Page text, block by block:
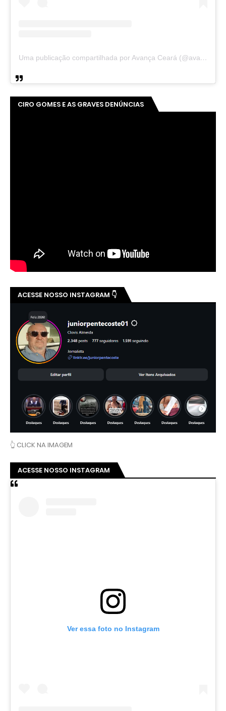
Uma publicação compartilhada por Avança Ceará (@avancaceara)
CIRO GOMES E AS GRAVES DENÚNCIAS
ACESSE NOSSO INSTAGRAM 👇
👆 CLICK NA IMAGEM
ACESSE NOSSO INSTAGRAM
Ver essa foto no Instagram